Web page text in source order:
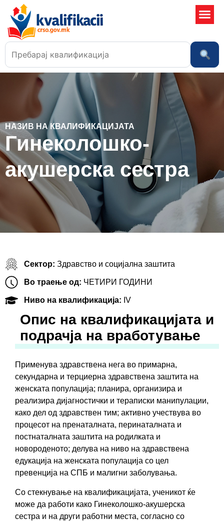
НАЗИВ НА КВАЛИФИКАЦИЈАТА
Гинеколошко-
акушерска сестра
Сектор: Здравство и социјална заштита
Во траење од: ЧЕТИРИ ГОДИНИ
Ниво на квалификација: IV
Oпис на квалификацијата и
подрачја на вработување
Применува здравствена нега во примарна,
секундарна и терциерна здравствена заштита на
женската популација; планира, организира и
реализира дијагностички и тераписки манипулации,
како дел од здравствен тим; активно учествува во
процесот на пренаталната, перинаталната и
постнаталната заштита на родилката и
новороденото; делува на ниво на здравствена
едукација на женската популација со цел
превенција на СПБ и малигни заболувања.
Со стекнување на квалификацијатa, ученикот ќе
може да работи како Гинеколошко-акушерска
сестра и на други работни места, согласно со